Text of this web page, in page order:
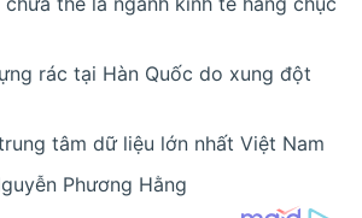
rác tại Hàn Quốc do xung đột
tâm dữ liệu lớn nhất Việt Nam
Phương Hằng